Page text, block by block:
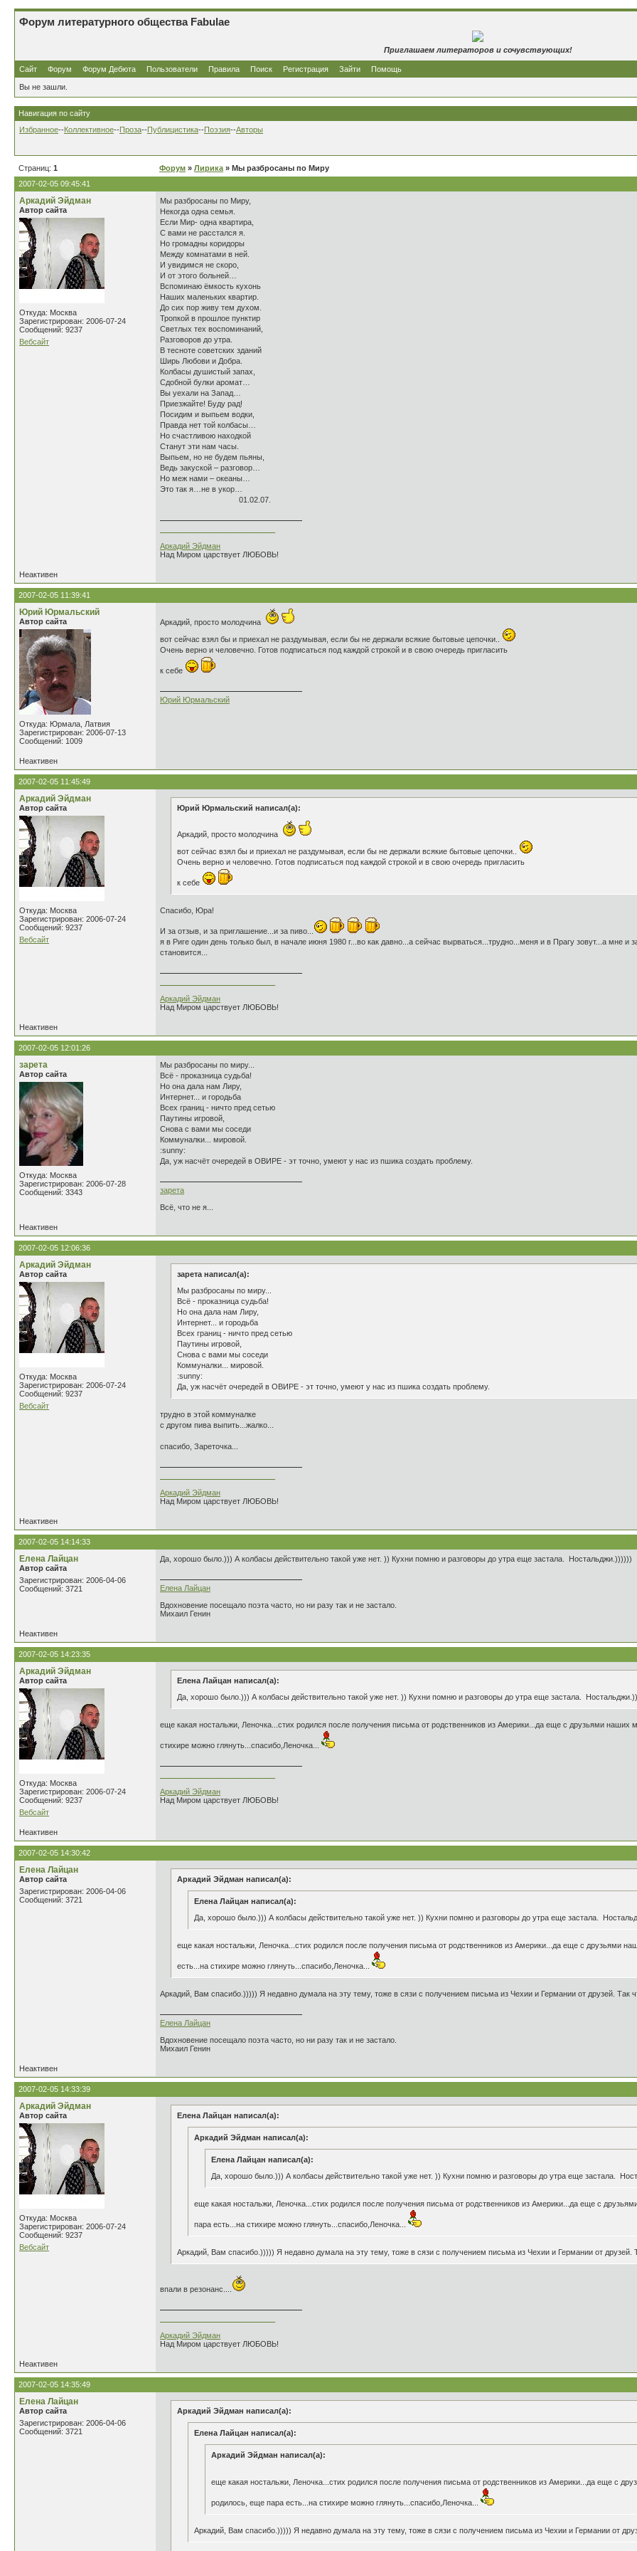
Форум литературного общества Fabulae
Приглашаем литераторов и сочувствующих!
Сайт Форум Форум Дебюта Пользователи Правила Поиск Регистрация Зайти Помощь
Вы не зашли.
Навигация по сайту
Избранное--Коллективное--Проза--Публицистика--Поэзия--Авторы
Страниц: 1 Форум » Лирика » Мы разбросаны по Миру
2007-02-05 09:45:41
Аркадий Эйдман
Автор сайта
Откуда: Москва
Зарегистрирован: 2006-07-24
Сообщений: 9237
Вебсайт
Мы разбросаны по Миру,
Некогда одна семья.
Если Мир- одна квартира,
С вами не расстался я.
Но громадны коридоры
Между комнатами в ней.
И увидимся не скоро,
И от этого больней…
Вспоминаю ёмкость кухонь
Наших маленьких квартир.
До сих пор живу тем духом.
Тропкой в прошлое пунктир
Светлых тех воспоминаний,
Разговоров до утра.
В тесноте советских зданий
Ширь Любови и Добра.
Колбасы душистый запах,
Сдобной булки аромат…
Вы уехали на Запад…
Приезжайте! Буду рад!
Посидим и выпьем водки,
Правда нет той колбасы…
Но счастливою находкой
Станут эти нам часы.
Выпьем, но не будем пьяны,
Ведь закуской – разговор…
Но меж нами – океаны…
Это так я…не в укор…
01.02.07.
Аркадий Эйдман
Над Миром царствует ЛЮБОВЬ!
Неактивен
2007-02-05 11:39:41
Юрий Юрмальский
Автор сайта
Откуда: Юрмала, Латвия
Зарегистрирован: 2006-07-13
Сообщений: 1009
Аркадий, просто молодчина
вот сейчас взял бы и приехал не раздумывая, если бы не держали всякие бытовые цепочки..
Очень верно и человечно. Готов подписаться под каждой строкой и в свою очередь пригласить
к себе
Юрий Юрмальский
Неактивен
2007-02-05 11:45:49
Аркадий Эйдман
Автор сайта
Откуда: Москва
Зарегистрирован: 2006-07-24
Сообщений: 9237
Вебсайт
Юрий Юрмальский написал(а):
Аркадий, просто молодчина
вот сейчас взял бы и приехал не раздумывая, если бы не держали всякие бытовые цепочки..
Очень верно и человечно. Готов подписаться под каждой строкой и в свою очередь пригласить
к себе
Спасибо, Юра!
И за отзыв, и за приглашение...и за пиво...
я в Риге один день только был, в начале июня 1980 г...во как давно...а сейчас вырваться...трудно...меня и в Прагу зовут...а мне
становится...
Аркадий Эйдман
Над Миром царствует ЛЮБОВЬ!
Неактивен
2007-02-05 12:01:26
зарета
Автор сайта
Откуда: Москва
Зарегистрирован: 2006-07-28
Сообщений: 3343
Мы разбросаны по миру...
Всё - проказница судьба!
Но она дала нам Лиру,
Интернет... и городьба
Всех границ - ничто пред сетью
Паутины игровой,
Снова с вами мы соседи
Коммуналки... мировой.
:sunny:
Да, уж насчёт очередей в ОВИРЕ - эт точно, умеют у нас из пшика создать проблему.
зарета
Всё, что не я...
Неактивен
2007-02-05 12:06:36
Аркадий Эйдман
Автор сайта
Откуда: Москва
Зарегистрирован: 2006-07-24
Сообщений: 9237
Вебсайт
зарета написал(а):
Мы разбросаны по миру...
Всё - проказница судьба!
Но она дала нам Лиру,
Интернет... и городьба
Всех границ - ничто пред сетью
Паутины игровой,
Снова с вами мы соседи
Коммуналки... мировой.
:sunny:
Да, уж насчёт очередей в ОВИРЕ - эт точно, умеют у нас из пшика создать проблему.
трудно в этой коммуналке
с другом пива выпить...жалко...
спасибо, Зареточка...
Аркадий Эйдман
Над Миром царствует ЛЮБОВЬ!
Неактивен
2007-02-05 14:14:33
Елена Лайцан
Автор сайта
Зарегистрирован: 2006-04-06
Сообщений: 3721
Да, хорошо было.))) А колбасы действительно такой уже нет. )) Кухни помню и разговоры до утра еще застала. Ностальджи.))))))
Елена Лайцан
Вдохновение посещало поэта часто, но ни разу так и не застало.
Михаил Генин
Неактивен
2007-02-05 14:23:35
Аркадий Эйдман
Автор сайта
Откуда: Москва
Зарегистрирован: 2006-07-24
Сообщений: 9237
Вебсайт
Елена Лайцан написал(а):
Да, хорошо было.))) А колбасы действительно такой уже нет. )) Кухни помню и разговоры до утра еще застала.
еще какая ностальжи, Леночка...стих родился после получения письма от родственников из Америки...да еще с друзьями
стихире можно глянуть...спасибо,Леночка...
Аркадий Эйдман
Над Миром царствует ЛЮБОВЬ!
Неактивен
2007-02-05 14:30:42
Елена Лайцан
Автор сайта
Зарегистрирован: 2006-04-06
Сообщений: 3721
Аркадий Эйдман написал(а):
Елена Лайцан написал(а):
Да, хорошо было.))) А колбасы действительно такой уже нет. )) Кухни помню и разговоры до утра еще застала.
еще какая ностальжи, Леночка...стих родился после получения письма от родственников из Америки...да еще с друзьями
есть...на стихире можно глянуть...спасибо,Леночка...
Аркадий, Вам спасибо.))))) Я недавно думала на эту тему, тоже в сязи с получением письма из Чехии и Германии от друзей. Так
Елена Лайцан
Вдохновение посещало поэта часто, но ни разу так и не застало.
Михаил Генин
Неактивен
2007-02-05 14:33:39
Аркадий Эйдман
Автор сайта
Откуда: Москва
Зарегистрирован: 2006-07-24
Сообщений: 9237
Вебсайт
Елена Лайцан написал(а):
Аркадий Эйдман написал(а):
Елена Лайцан написал(а):
Да, хорошо было.))) А колбасы действительно такой уже нет. )) Кухни помню и разговоры до утра еще застала.
еще какая ностальжи, Леночка...стих родился после получения письма от родственников из Америки...да еще с
пара есть...на стихире можно глянуть...спасибо,Леночка...
Аркадий, Вам спасибо.))))) Я недавно думала на эту тему, тоже в сязи с получением письма из Чехии и Германии от друзей.
впали в резонанс....
Аркадий Эйдман
Над Миром царствует ЛЮБОВЬ!
Неактивен
2007-02-05 14:35:49
Елена Лайцан
Автор сайта
Зарегистрирован: 2006-04-06
Сообщений: 3721
Аркадий Эйдман написал(а):
Елена Лайцан написал(а):
Аркадий Эйдман написал(а):
еще какая ностальжи, Леночка...стих родился после получения письма от родственников из Америки...да еще с
родилось, еще пара есть...на стихире можно глянуть...спасибо,Леночка...
Аркадий, Вам спасибо.))))) Я недавно думала на эту тему, тоже в сязи с получением письма из Чехии и Германии от